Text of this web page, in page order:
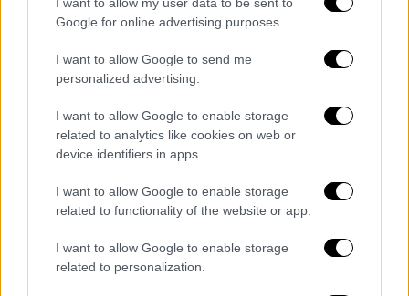
Google for online advertising purposes.
I want to allow Google to send me
personalized advertising.
I want to allow Google to enable storage
related to analytics like cookies on web or
device identifiers in apps.
I want to allow Google to enable storage
related to functionality of the website or app.
I want to allow Google to enable storage
related to personalization.
ζωή τους, αλλά χρήζουν επισταμένης
Τα σχολιά σας δημοσιεύονται άμεσα με δική σας ευθύνη. Το
ΕΘΝΟΣ θα παρεμβαίνει και τα προσβλητικά σχόλια θα
διαγράφονται